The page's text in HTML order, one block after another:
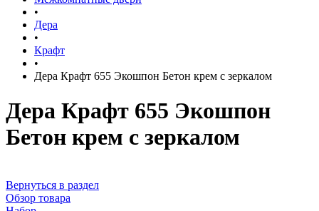
•
Дера
•
Крафт
•
Дера Крафт 655 Экошпон Бетон крем с зеркалом
Дера Крафт 655 Экошпон
Бетон крем с зеркалом
Вернуться в раздел
Обзор товара